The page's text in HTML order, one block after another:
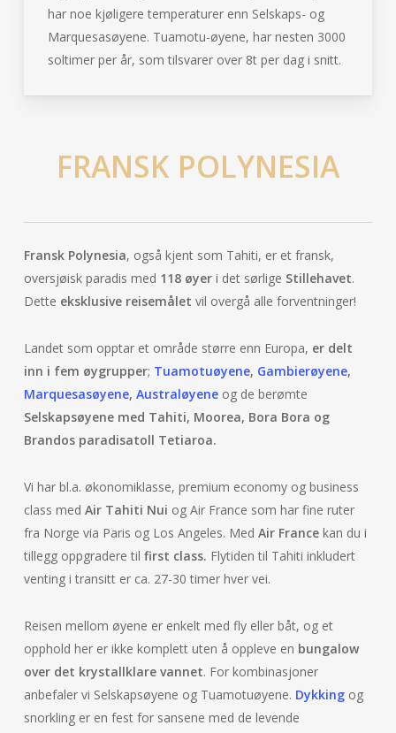
har noe kjøligere temperaturer enn Selskaps- og
Marquesasøyene. Tuamotu-øyene, har nesten 3000
soltimer per år, som tilsvarer over 8t per dag i snitt.
FRANSK POLYNESIA
Fransk Polynesia, også kjent som Tahiti, er et fransk,
oversjøisk paradis med 118 øyer i det sørlige Stillehavet.
Dette eksklusive reisemålet vil overgå alle forventninger!
Landet som opptar et område større enn Europa, er delt
inn i fem øygrupper; Tuamotuøyene, Gambierøyene,
Marquesasøyene,Australøyene og de berømte
Selskapsøyene med Tahiti, Moorea, Bora Bora og
Brandos paradisatoll Tetiaroa.
Vi har bl.a. økonomiklasse, premium economy og business
class medAir Tahiti Nui og Air France som har fine ruter
fra Norge via Paris og Los Angeles. MedAir Francekan du i
tillegg oppgradere tilfirst class. Flytiden til Tahiti inkludert
venting i transitt er ca. 27-30 timer hver vei.
Reisen mellom øyene er enkelt med fly eller båt, og et
opphold her er ikke komplett uten å oppleve en bungalow
over det krystallklare vannet. For kombinasjoner
anbefaler vi Selskapsøyene og Tuamotuøyene. Dykking og
snorkling er en fest for sansene med de levende